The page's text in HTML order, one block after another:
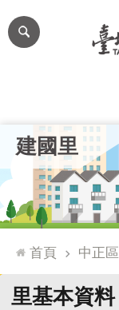
跳到主要內容區塊
網
站
台
通
臺
北
建國里
首頁 中正區
里基本資料